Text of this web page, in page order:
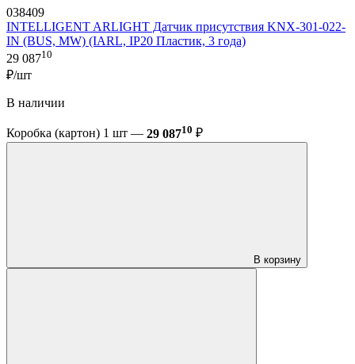
038409
INTELLIGENT ARLIGHT Датчик присутствия KNX-301-022-
IN (BUS, MW) (IARL, IP20 Пластик, 3 года)
29 08710
₽/шт
В наличии
Коробка (картон) 1 шт — 29 08710 ₽
В корзину